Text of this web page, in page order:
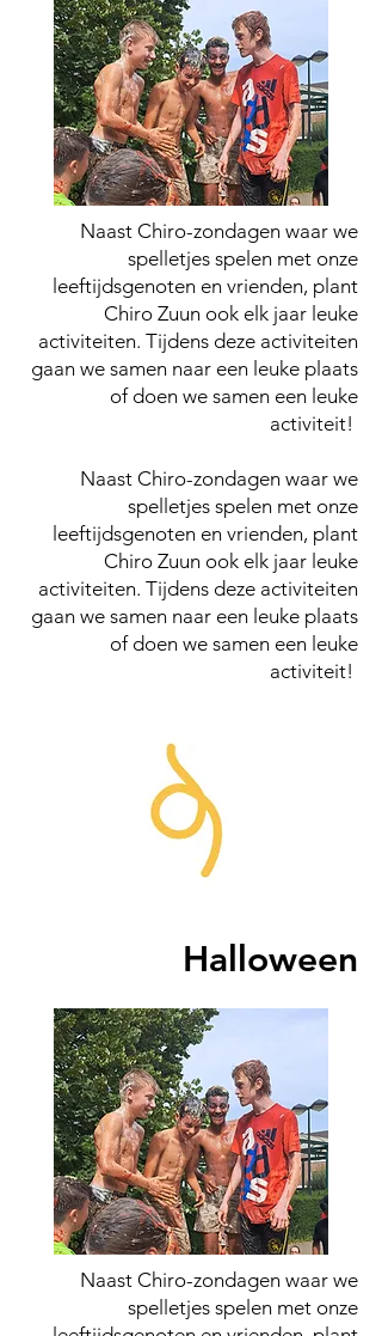
Naast Chiro-zondagen waar we
spelletjes spelen met onze
leeftijdsgenoten en vrienden, plant
Chiro Zuun ook elk jaar leuke
activiteiten. Tijdens deze activiteiten
gaan we samen naar een leuke plaats
of doen we samen een leuke
activiteit!
Naast Chiro-zondagen waar we
spelletjes spelen met onze
leeftijdsgenoten en vrienden, plant
Chiro Zuun ook elk jaar leuke
activiteiten. Tijdens deze activiteiten
gaan we samen naar een leuke plaats
of doen we samen een leuke
activiteit!
Halloween
Naast Chiro-zondagen waar we
spelletjes spelen met onze